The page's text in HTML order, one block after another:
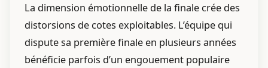
La dimension émotionnelle de la finale crée des
distorsions de cotes exploitables. L’équipe qui
dispute sa première finale en plusieurs années
bénéficie parfois d’un engouement populaire